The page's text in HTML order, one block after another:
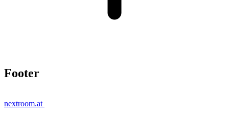
Footer
nextroom.at